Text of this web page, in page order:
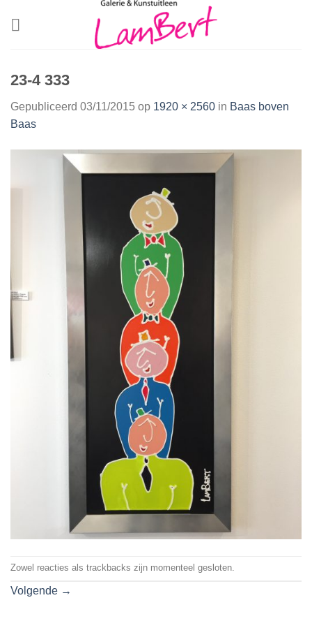
23-4 333
Gepubliceerd 03/11/2015 op 1920 × 2560 in Baas boven
Baas
Zowel reacties als trackbacks zijn momenteel gesloten.
Volgende →